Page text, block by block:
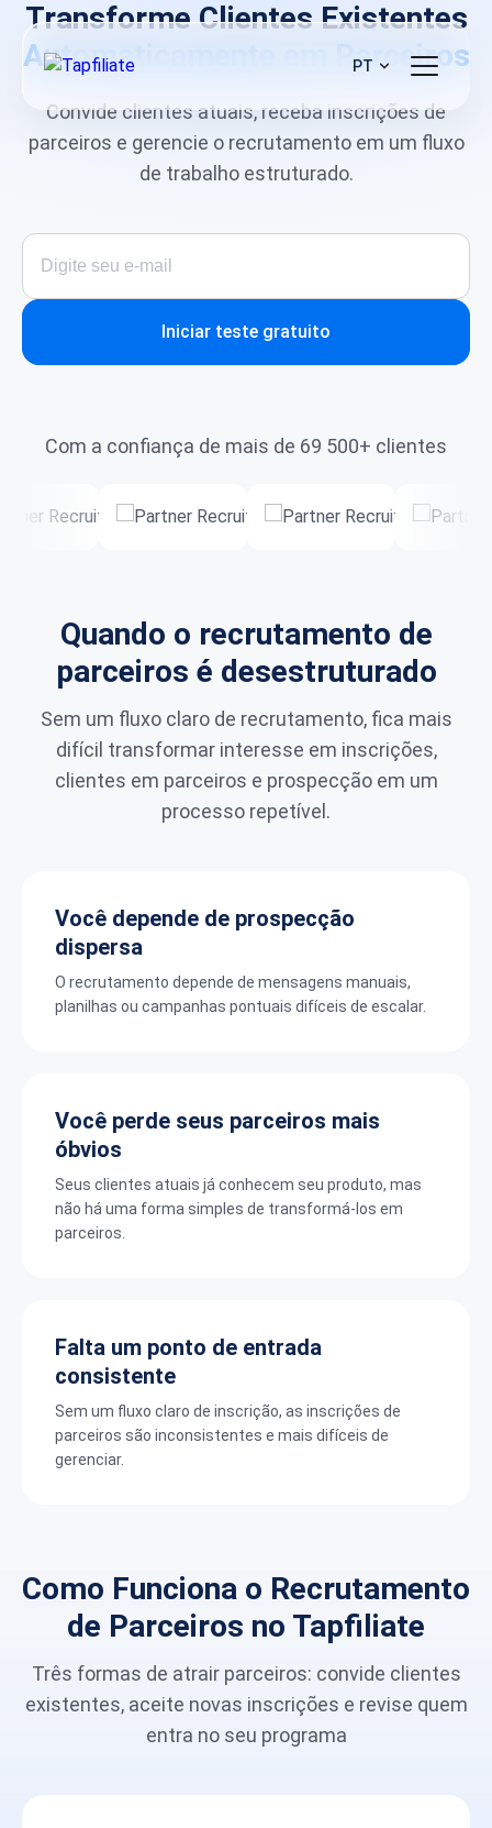
PT
Transforme Clientes Existentes
Automaticamente em Parceiros
Convide clientes atuais, receba inscrições de
parceiros e gerencie o recrutamento em um fluxo
de trabalho estruturado.
Iniciar teste gratuito
Com a confiança de mais de 69 500+ clientes
Quando o recrutamento de
parceiros é desestruturado
Sem um fluxo claro de recrutamento, fica mais
difícil transformar interesse em inscrições,
clientes em parceiros e prospecção em um
processo repetível.
Você depende de prospecção
dispersa
O recrutamento depende de mensagens manuais,
planilhas ou campanhas pontuais difíceis de escalar.
Você perde seus parceiros mais
óbvios
Seus clientes atuais já conhecem seu produto, mas
não há uma forma simples de transformá-los em
parceiros.
Falta um ponto de entrada
consistente
Sem um fluxo claro de inscrição, as inscrições de
parceiros são inconsistentes e mais difíceis de
gerenciar.
Como Funciona o Recrutamento
de Parceiros no Tapfiliate
Três formas de atrair parceiros: convide clientes
existentes, aceite novas inscrições e revise quem
entra no seu programa